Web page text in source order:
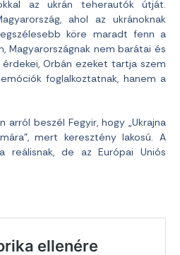
az ukrán teherautók útját.
ahol az ukránoknak
köre maradt fenn a
Magyarországnak nem barátai és
Orbán ezeket tartja szem
foglalkoztatnak, hanem a
arról beszél Fegyir, hogy „Ukrajna
mert keresztény lakosú. A
reálisnak, de az Európai Uniós